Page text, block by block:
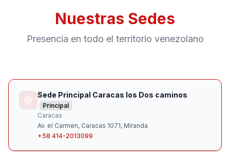
Nuestras Sedes
Presencia en todo el territorio venezolano
Sede Principal Caracas los Dos caminos
Principal
Caracas
Av. el Carmen, Caracas 1071, Miranda
+58 414-2013099